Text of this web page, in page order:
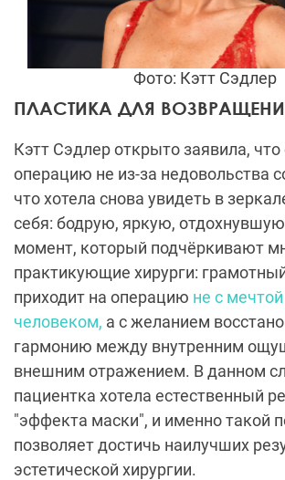
Фото: Кэтт Сэдлер
ПЛАСТИКА ДЛЯ
Кэтт Сэдлер открыто заявила, что
операцию не из-за недовольства
что хотела снова увидеть в
себя: бодрую, яркую,
момент, который подчёркивают
практикующие хирурги:
приходит на операцию не с
человеком, а с желанием
гармонию между внутренним
внешним отражением. В данном
пациентка хотела естественный
"эффекта маски", и именно такой
позволяет достичь наилучших
эстетической хирургии.